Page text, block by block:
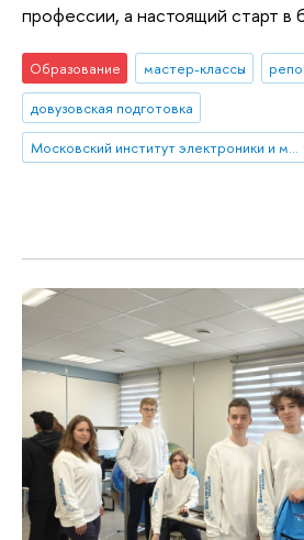
профессии, а настоящий старт в
Образование мастер-классы
довузовская подготовка
Московский институт электроники и математики им. А.Н. Тихонова